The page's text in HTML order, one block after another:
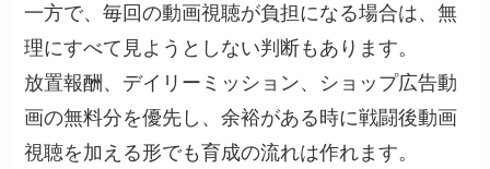
一方で、毎回の動画視聴が負担になる場合は、無
理にすべて見ようとしない判断もあります。
放置報酬、デイリーミッション、ショップ広告動
画の無料分を優先し、余裕がある時に戦闘後動画
視聴を加える形でも育成の流れは作れます。